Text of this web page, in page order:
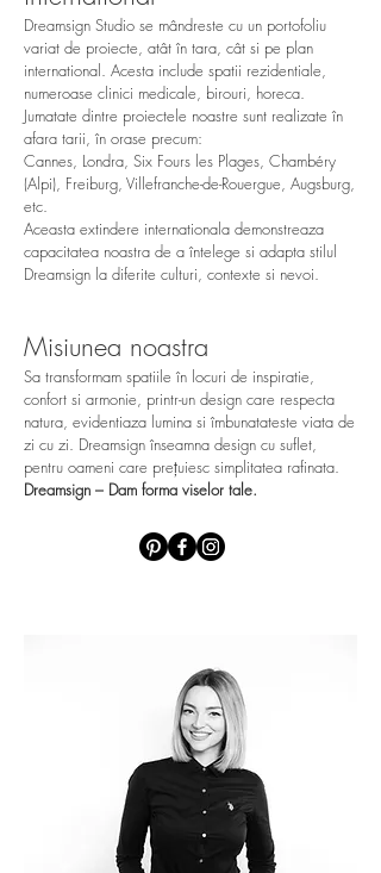
Dreamsign Studio se mândreste cu un portofoliu
variat de proiecte, atât în tara, cât si pe plan
international. Acesta include spatii rezidentiale,
numeroase clinici medicale, birouri, horeca.
Jumatate dintre proiectele noastre sunt realizate în
afara tarii, în orase precum:
Cannes, Londra, Six Fours les Plages, Chambéry
(Alpi), Freiburg, Villefranche-de-Rouergue, Augsburg,
etc.
Aceasta extindere internationala demonstreaza
capacitatea noastra de a întelege si adapta stilul
Dreamsign la diferite culturi, contexte si nevoi.
Misiunea noastra
Sa transformam spatiile în locuri de inspiratie,
confort si armonie, printr-un design care respecta
natura, evidentiaza lumina si îmbunatateste viata de
zi cu zi. Dreamsign înseamna design cu suflet,
pentru oameni care prețuiesc simplitatea rafinata.
Dreamsign – Dam forma viselor tale.